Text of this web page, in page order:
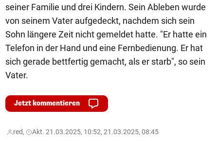
seiner Familie und drei Kindern. Sein Ableben wurde
von seinem Vater aufgedeckt, nachdem sich sein
Sohn längere Zeit nicht gemeldet hatte. "Er hatte ein
Telefon in der Hand und eine Fernbedienung. Er hat
sich gerade bettfertig gemacht, als er starb", so sein
Vater.
Jetzt kommentieren
red, Akt. 21.03.2025, 10:52, 21.03.2025, 08:45